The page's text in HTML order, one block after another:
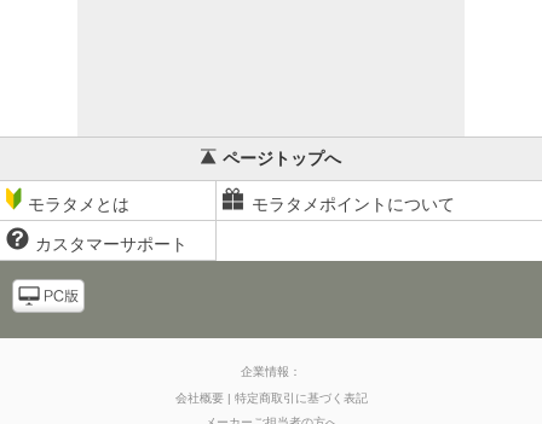
ページトップへ
モラタメとは モラタメポイントについて
カスタマーサポート
企業情報：
会社概要
特定商取引に基づく表記